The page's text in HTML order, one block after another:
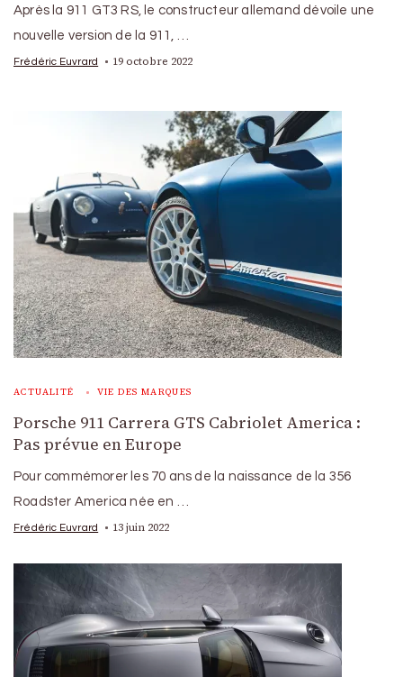
Après la 911 GT3 RS, le constructeur allemand dévoile une
nouvelle version de la 911, …
Frédéric Euvrard 19 octobre 2022
ACTUALITÉ VIE DES MARQUES
Porsche 911 Carrera GTS Cabriolet America :
Pas prévue en Europe
Pour commémorer les 70 ans de la naissance de la 356
Roadster America née en …
Frédéric Euvrard 13 juin 2022